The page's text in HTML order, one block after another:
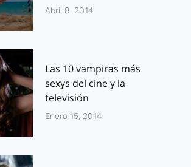
Abril 8, 2014
Las 10 vampiras más
sexys del cine y la
televisión
Enero 15, 2014